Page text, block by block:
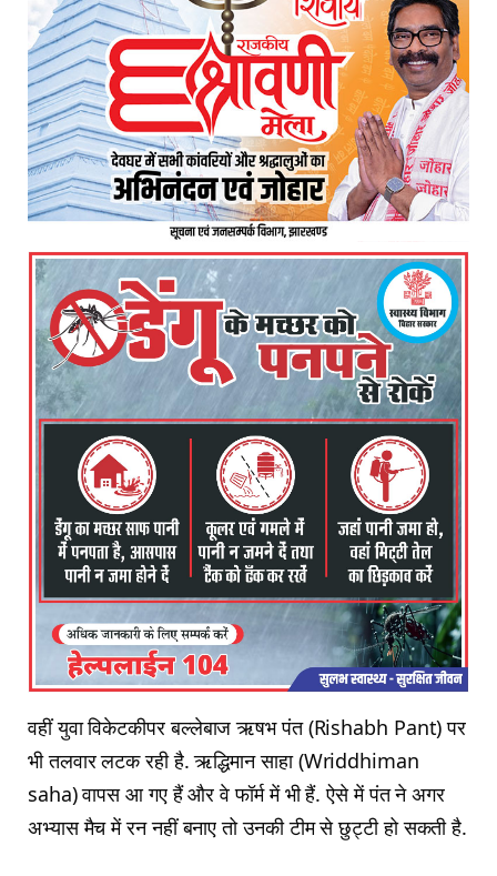
वहीं युवा विकेटकीपर बल्‍लेबाज ऋषभ पंत (Rishabh Pant) पर
भी तलवार लटक रही है. ऋद्धिमान साहा (Wriddhiman
saha) वापस आ गए हैं और वे फॉर्म में भी हैं. ऐसे में पंत ने अगर
अभ्‍यास मैच में रन नहीं बनाए तो उनकी टीम से छुट्टी हो सकती है.